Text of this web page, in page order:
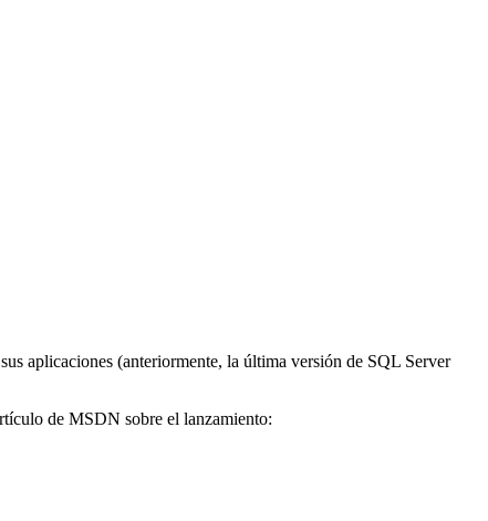
aplicaciones (anteriormente, la última versión de SQL Server
de MSDN sobre el lanzamiento: